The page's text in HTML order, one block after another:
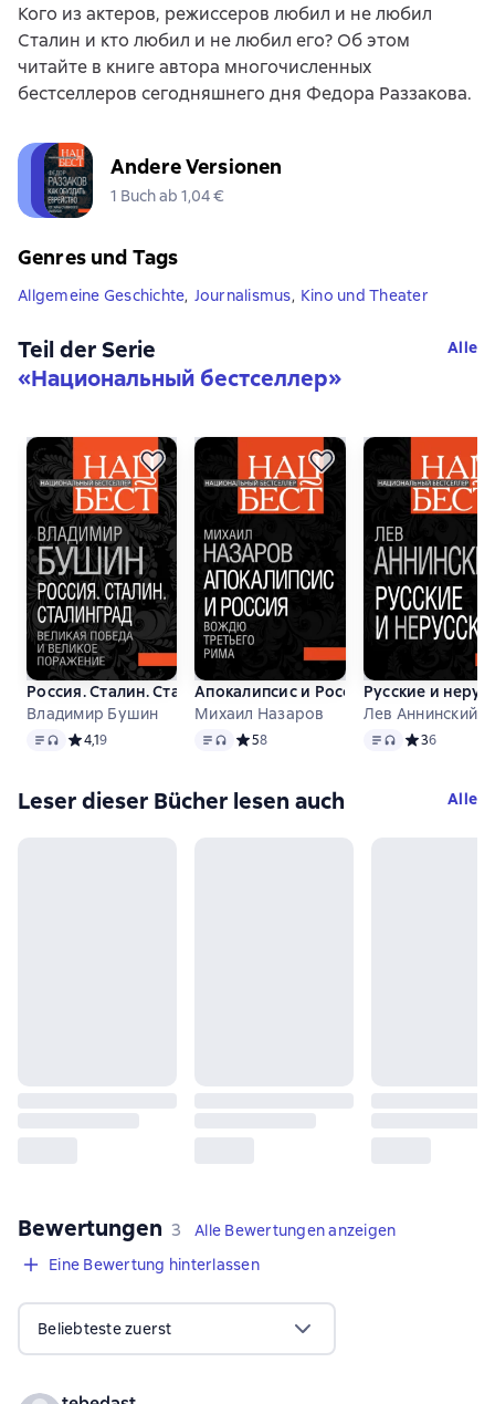
Кого из актеров, режиссеров любил и не любил
Сталин и кто любил и не любил его? Об этом
читайте в книге автора многочисленных
бестселлеров сегодняшнего дня Федора Раззакова.
Andere Versionen
1 Buch ab 1,04 €
Genres und Tags
Allgemeine Geschichte, Journalismus, Kino und Theater
Teil der Serie
«Национальный бестселлер»
Alle
Россия. Сталин. Сталинград. Великая Победа и великое
Владимир Бушин
Text, Audioformat verfügbar
Средний рейтинг 4,1 на основе 9 оценок
4,19
Апокалипсис и Россия. Вождю
Михаил Назаров
Text, Audioformat verfügbar
Средний рейтинг 5 на основе 8 оценок
58
Русские и
Лев Аннинский
Text, Audioformat
Средний
36
Leser dieser Bücher lesen auch Alle
Bewertungen 3 Bewertungen
3
Alle Bewertungen anzeigen
Eine Bewertung hinterlassen
Beliebteste zuerst